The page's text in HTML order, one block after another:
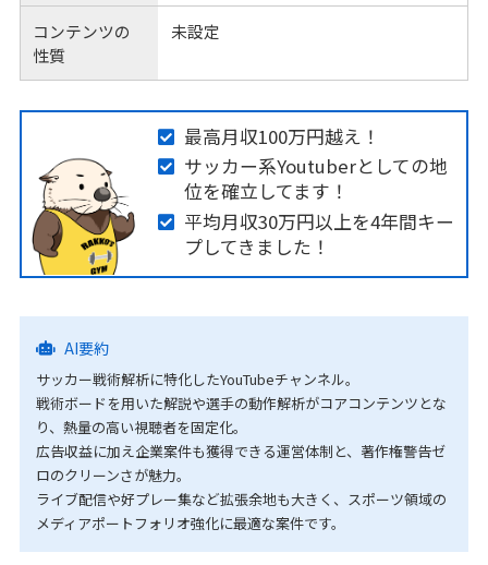
コンテンツの
性質
未設定
最高月収100万円越え！
サッカー系Youtuberとしての地
位を確立してます！
平均月収30万円以上を4年間キー
プしてきました！
AI要約
サッカー戦術解析に特化したYouTubeチャンネル。
戦術ボードを用いた解説や選手の動作解析がコアコンテンツとな
り、熱量の高い視聴者を固定化。
広告収益に加え企業案件も獲得できる運営体制と、著作権警告ゼ
ロのクリーンさが魅力。
ライブ配信や好プレー集など拡張余地も大きく、スポーツ領域の
メディアポートフォリオ強化に最適な案件です。